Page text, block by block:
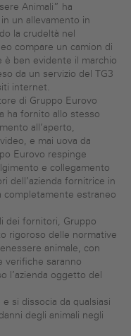
Animali” ha
un allevamento in
la crudeltà nel
compare un camion di
è ben evidente il marchio
da un servizio del TG3
internet.
di Gruppo Eurovo
ha fornito allo stesso
all’aperto,
e mai uova da
Eurovo respinge
e collegamento
dell’azienda fornitrice in
completamente estraneo
dei fornitori, Gruppo
rigoroso delle normative
animale, con
verifiche saranno
l’azienda oggetto del
si dissocia da qualsiasi
degli animali negli